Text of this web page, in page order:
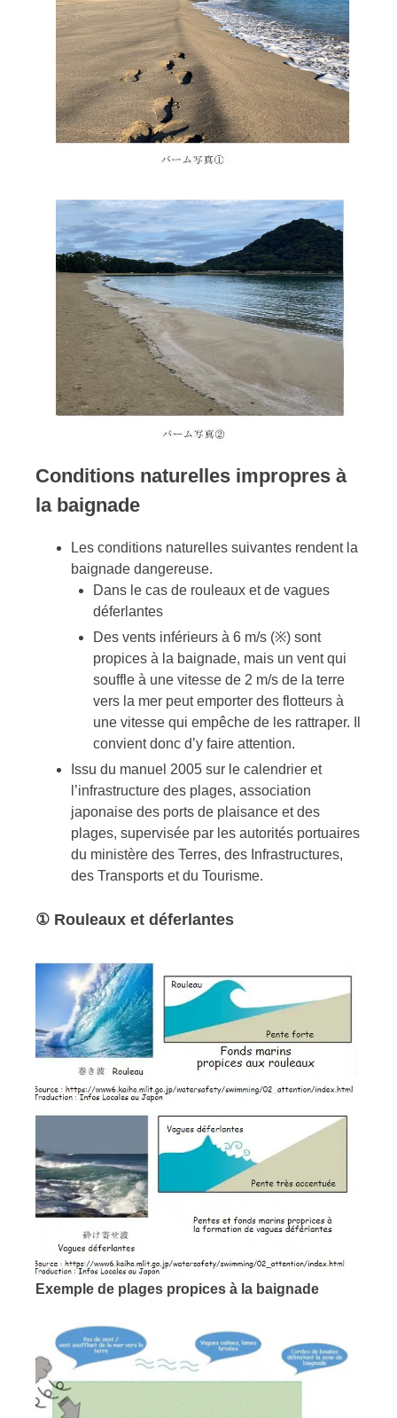
Conditions naturelles impropres à
la baignade
Les conditions naturelles suivantes rendent la
baignade dangereuse.
Dans le cas de rouleaux et de vagues
déferlantes
Des vents inférieurs à 6 m/s (※) sont
propices à la baignade, mais un vent qui
souffle à une vitesse de 2 m/s de la terre
vers la mer peut emporter des flotteurs à
une vitesse qui empêche de les rattraper. Il
convient donc d’y faire attention.
Issu du manuel 2005 sur le calendrier et
l’infrastructure des plages, association
japonaise des ports de plaisance et des
plages, supervisée par les autorités portuaires
du ministère des Terres, des Infrastructures,
des Transports et du Tourisme.
① Rouleaux et déferlantes
Exemple de plages propices à la baignade